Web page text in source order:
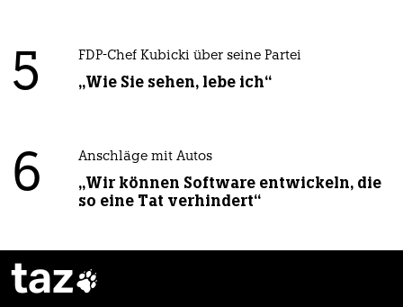
5 FDP-Chef Kubicki über seine Partei
„Wie Sie sehen, lebe ich“
6 Anschläge mit Autos
„Wir können Software entwickeln, die
so eine Tat verhindert“
taz